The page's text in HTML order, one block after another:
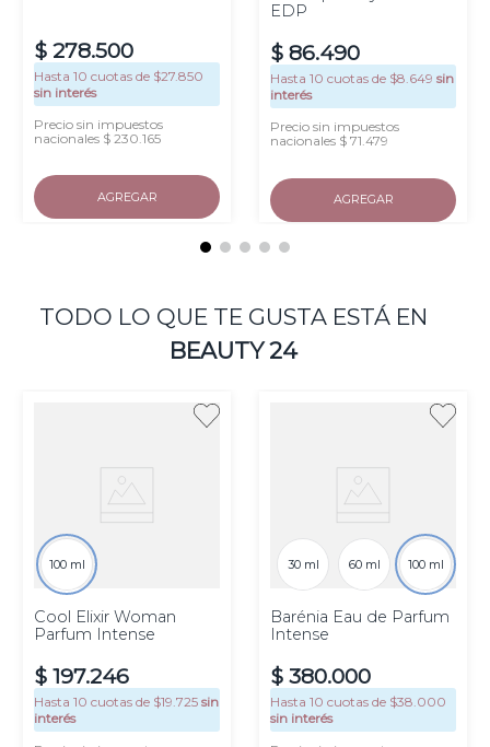
$ 278.500
Hasta 10 cuotas de $27.850
sin interés
Precio sin impuestos
nacionales $ 230.165
AGREGAR
EDP
$ 86.490
Hasta 10 cuotas de $8.649 sin
interés
Precio sin impuestos
nacionales $ 71.479
AGREGAR
TODO LO QUE TE GUSTA ESTÁ EN
BEAUTY 24
100 ml
Cool Elixir Woman
Parfum Intense
$ 197.246
Hasta 10 cuotas de $19.725 sin
interés
30 ml 60 ml 100 ml
Barénia Eau de Parfum
Intense
$ 380.000
Hasta 10 cuotas de $38.000
sin interés